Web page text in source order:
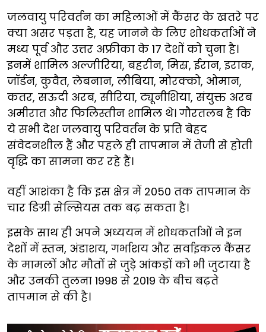
जलवायु परिवर्तन का महिलाओं में कैंसर के खतरे पर
क्या असर पड़ता है, यह जानने के लिए शोधकर्ताओं ने
मध्य पूर्व और उत्तर अफ्रीका के 17 देशों को चुना है।
इनमें शामिल अल्जीरिया, बहरीन, मिस्र, ईरान, इराक,
जॉर्डन, कुवैत, लेबनान, लीबिया, मोरक्को, ओमान,
कतर, सऊदी अरब, सीरिया, ट्यूनीशिया, संयुक्त अरब
अमीरात और फिलिस्तीन शामिल थे। गौरतलब है कि
ये सभी देश जलवायु परिवर्तन के प्रति बेहद
संवेदनशील हैं और पहले ही तापमान में तेजी से होती
वृद्धि का सामना कर रहे हैं।
वहीं आशंका है कि इस क्षेत्र में 2050 तक तापमान के
चार डिग्री सेल्सियस तक बढ़ सकता है।
इसके साथ ही अपने अध्ययन में शोधकर्ताओं ने इन
देशों में स्तन, अंडाशय, गर्भाशय और सर्वाइकल कैंसर
के मामलों और मौतों से जुड़े आंकड़ों को भी जुटाया है
और उनकी तुलना 1998 से 2019 के बीच बढ़ते
तापमान से की है।